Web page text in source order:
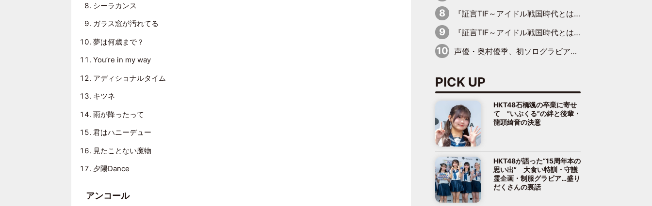
シーラカンス
ガラス窓が汚れてる
夢は何歳まで？
You’re in my way
アディショナルタイム
キツネ
雨が降ったって
君はハニーデュー
見たことない魔物
夕陽Dance
アンコール
『証言TIF～アイドル戦国時代とはなんだったのか～』第11回：私立恵比寿中学・真山りか×安本彩花「TIFで10年ぶりのキョンシーメイクをしたら、場を完全に引かせてしまって。時代が変わったんだなって」
『証言TIF～アイドル戦国時代とはなんだったのか～』第6回：でんぱ組.inc・古川未鈴×相沢梨紗「『ハロプロやりたかったな』って言ったら、夢眠ねむさんに『てめえはでんぱ組．incなんだよ！』って肩パンされて(笑)」
声優・奥村優季、初ソログラビアで初ソロ表紙を飾る！ 初めて見せる表情や、声優を志したきっかけなどを語った必読のインタビューを掲載
PICK UP
HKT48石橋颯の卒業に寄せ
て “いぶくる”の絆と後輩・
龍頭綺音の決意
HKT48が語った“15周年本の
思い出” 大食い特訓・守護
霊企画・制服グラビア…盛り
だくさんの裏話